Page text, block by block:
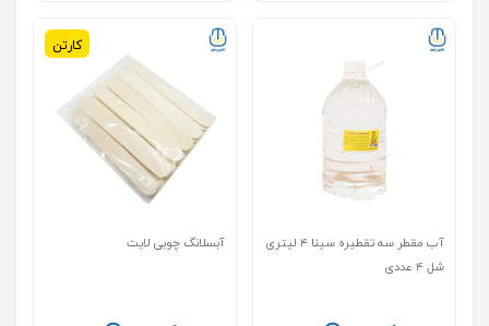
آب مقطر سه تقطیره سینا ۴ لیتری
شل ۴ عددی
کارتن
آبسلانگ چوبی لایت